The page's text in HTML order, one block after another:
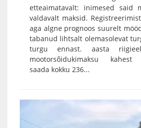
etteaimatavalt: inimesed said
valdavalt maksid.
aga algne prognoos suurelt
tabanud lihtsalt olemasolevat
turgu ennast. aasta
mootorsõidukimaksu kahest
saada kokku 236...